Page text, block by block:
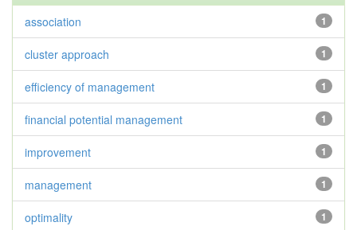
1
association
1
cluster approach
1
efficiency of management
1
financial potential management
1
improvement
1
management
1
optimality